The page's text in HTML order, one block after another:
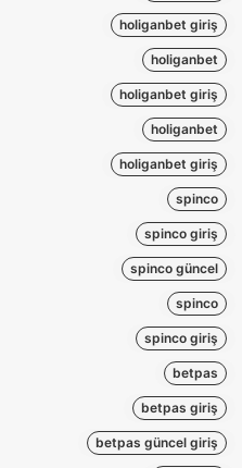
holiganbet giriş
holiganbet
holiganbet giriş
holiganbet
holiganbet giriş
spinco
spinco giriş
spinco güncel
spinco
spinco giriş
betpas
betpas giriş
betpas güncel giriş